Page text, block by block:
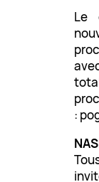
Le
: